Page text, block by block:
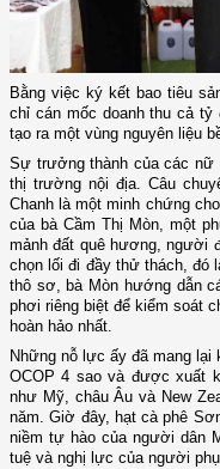
Bằng việc ký kết bao tiêu
chỉ cán mốc doanh thu cả tỷ
tạo ra một vùng nguyên liệu
Sự trưởng thành của các nữ
thị trường nội địa. Câu
Chanh là một minh chứng
của bà Cầm Thị Mòn, một
mảnh đất quê hương, người
chọn lối đi đầy thử thách, đó
thô sơ, bà Mòn hướng dẫn
phơi riêng biệt để kiểm soát
hoàn hảo nhất.
Những nỗ lực ấy đã mang lại
OCOP 4 sao và được xuất
như Mỹ, châu Âu và New
năm. Giờ đây, hạt cà phê
niềm tự hào của người dân
tuệ và nghị lực của người